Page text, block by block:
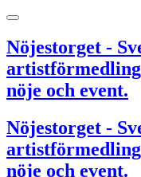
Nöjestorget -
nöje och event.
Nöjestorget -
nöje och event.